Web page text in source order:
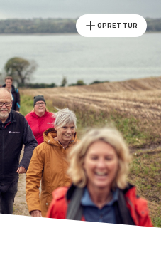
OPRET TUR